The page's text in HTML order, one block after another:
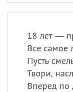
18 лет —
Все самое
Пусть
Твори,
Вперед по